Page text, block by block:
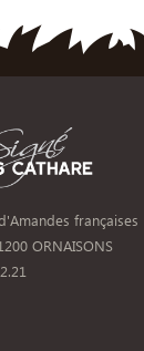
françaises
ORNAISONS